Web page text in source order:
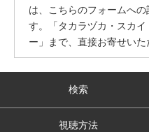
は、こちらのフォームへ
す。「タカラヅカ・スカ
ー」まで、直接お寄せいた
検索
視聴方法